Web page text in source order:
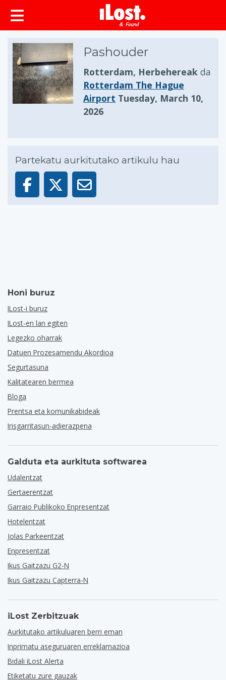
Pashouder
Rotterdam, Herbehereak da
Rotterdam The Hague
Airport Tuesday, March 10,
2026
Partekatu aurkitutako artikulu hau
Honi buruz
ILost-i buruz
ILost-en lan egiten
Legezko oharrak
Datuen Prozesamendu Akordioa
Segurtasuna
Kalitatearen bermea
Bloga
Prentsa eta komunikabideak
Irisgarritasun-adierazpena
Galduta eta aurkituta softwarea
Udalentzat
Gertaerentzat
Garraio Publikoko Enpresentzat
Hotelentzat
Jolas Parkeentzat
Enpresentzat
Ikus Gaitzazu G2-N
Ikus Gaitzazu Capterra-N
iLost Zerbitzuak
Aurkitutako artikuluaren berri eman
Inprimatu aseguruaren erreklamazioa
Bidali iLost Alerta
Etiketatu zure gauzak